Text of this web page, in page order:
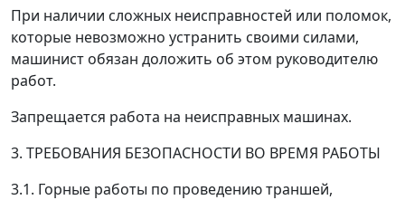
При наличии сложных неисправностей или поломок,
которые невозможно устранить своими силами,
машинист обязан доложить об этом руководителю
работ.
Запрещается работа на неисправных машинах.
3. ТРЕБОВАНИЯ БЕЗОПАСНОСТИ ВО ВРЕМЯ РАБОТЫ
3.1. Горные работы по проведению траншей,